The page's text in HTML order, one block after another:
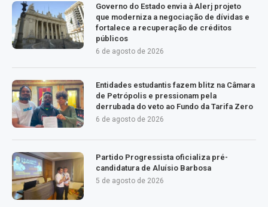
Governo do Estado envia à Alerj projeto
que moderniza a negociação de dívidas e
fortalece a recuperação de créditos
públicos
6 de agosto de 2026
Entidades estudantis fazem blitz na Câmara
de Petrópolis e pressionam pela
derrubada do veto ao Fundo da Tarifa Zero
6 de agosto de 2026
Partido Progressista oficializa pré-
candidatura de Aluísio Barbosa
5 de agosto de 2026